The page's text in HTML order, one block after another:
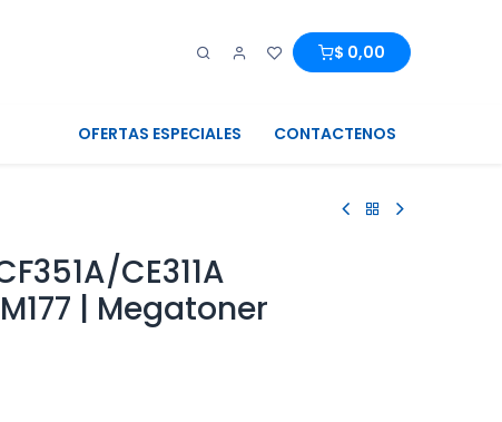
$ 0,00
OFERTAS ESPECIALES CONTACTENOS
CE311A
| Megatoner